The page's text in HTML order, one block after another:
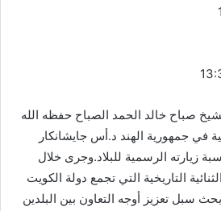
صباح خالد الحمد الصباح حفظه الله
في جمهورية الهند د.أس جايشانكار
زيارته الرسمية للبلاد.وجرى خلال
التاريخية التي تجمع دولة الكويت
سبل تعزيز أوجه التعاون بين البلدين